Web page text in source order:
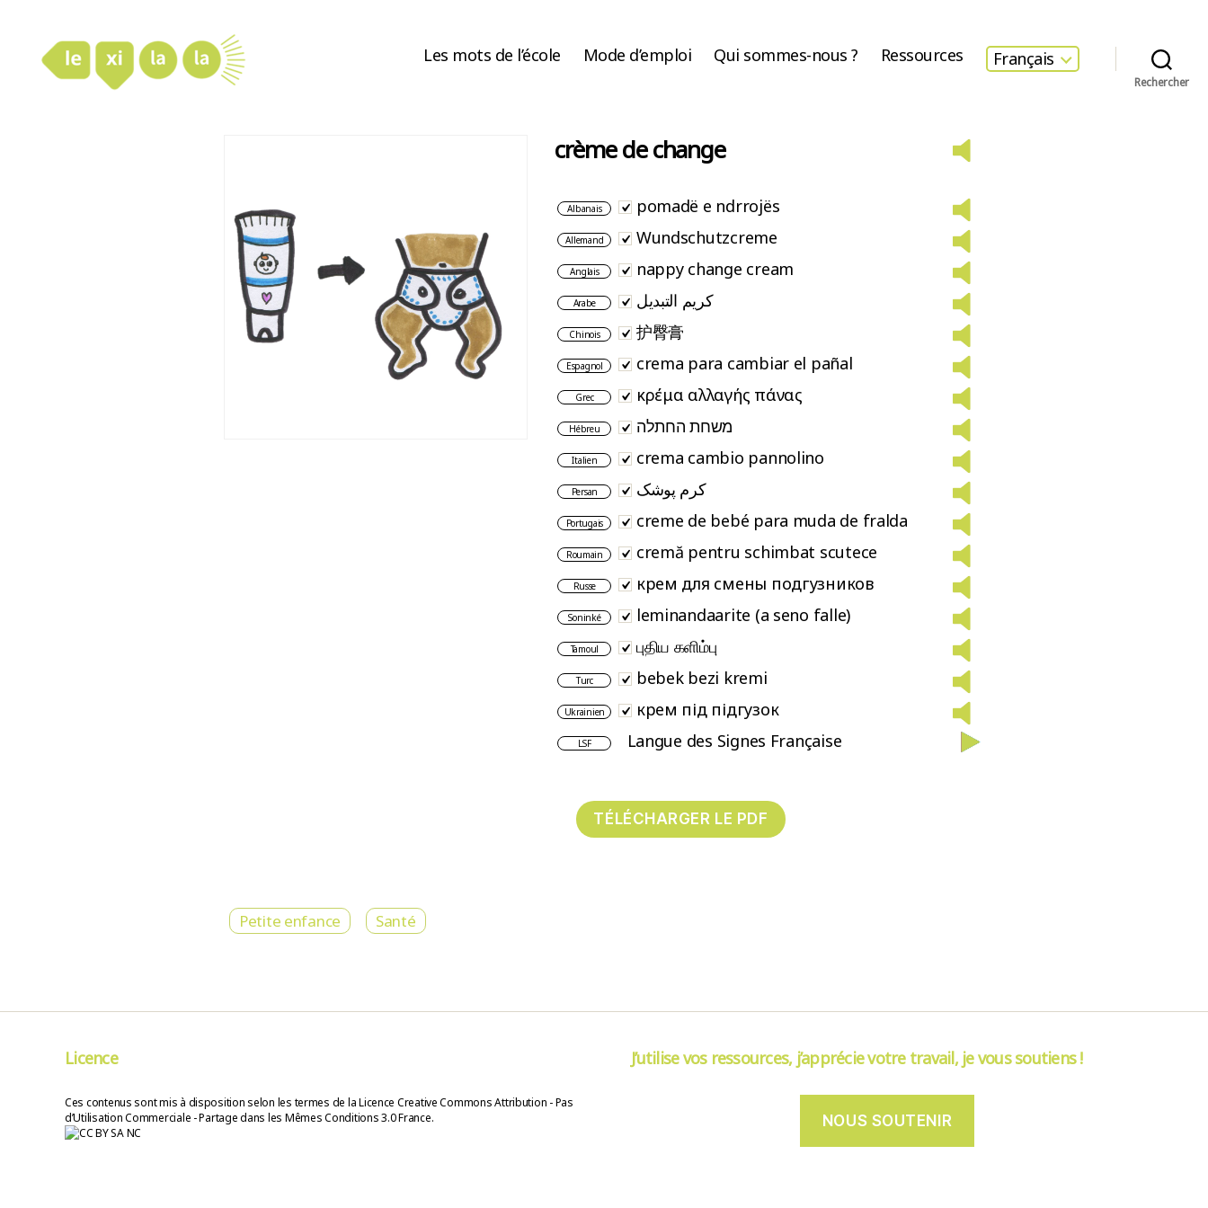
Les mots de l’école Mode d’emploi Qui sommes-nous ? Ressources Français
Rechercher
crème de change
Albanais pomadë e ndrrojës
Allemand Wundschutzcreme
Anglais nappy change cream
Arabe كريم التبديل
Chinois 护臀膏
Espagnol crema para cambiar el pañal
Grec κρέμα αλλαγής πάνας
Hébreu משחת החתלה
Italien crema cambio pannolino
Persan کرم پوشک
Portugais creme de bebé para muda de fralda
Roumain cremă pentru schimbat scutece
Russe крем для смены подгузников
Soninké leminandaarite (a seno falle)
Tamoul புதிய களிம்பு
Turc bebek bezi kremi
Ukrainien крем під підгузок
LSF Langue des Signes Française
Petite enfance Santé
Licence
Ces contenus sont mis à disposition selon les termes de la Licence Creative Commons Attribution - Pas
d’Utilisation Commerciale - Partage dans les Mêmes Conditions 3.0 France.
J’utilise vos ressources, j’apprécie votre travail, je vous soutiens !
NOUS SOUTENIR